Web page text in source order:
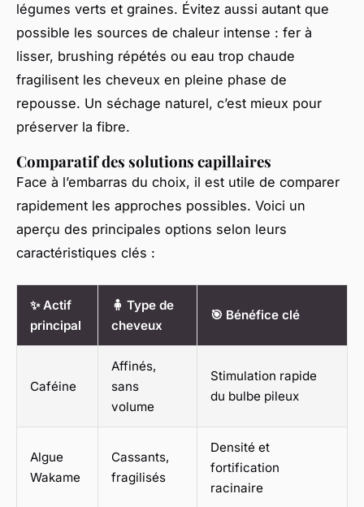
légumes verts et graines. Évitez aussi autant que
possible les sources de chaleur intense : fer à
lisser, brushing répétés ou eau trop chaude
fragilisent les cheveux en pleine phase de
repousse. Un séchage naturel, c’est mieux pour
préserver la fibre.
Comparatif des solutions capillaires
Face à l’embarras du choix, il est utile de comparer
rapidement les approches possibles. Voici un
aperçu des principales options selon leurs
caractéristiques clés :
✨ Actif
principal
🧍 Type de
cheveux
🎯 Bénéfice clé
Caféine
Affinés,
sans
volume
Stimulation rapide
du bulbe pileux
Algue
Wakame
Cassants,
fragilisés
Densité et
fortification
racinaire